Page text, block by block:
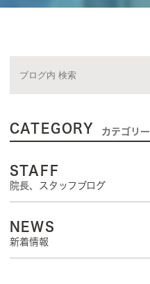
CATEGORY カテゴリー
STAFF
院長、スタッフブログ
NEWS
新着情報